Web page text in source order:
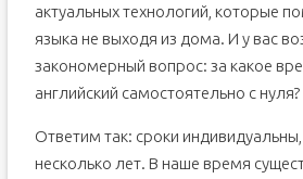
актуальных технологий, которые
языка не выходя из дома. И у вас
закономерный вопрос: за какое
английский самостоятельно с нуля?
Ответим так: сроки
несколько лет. В наше время